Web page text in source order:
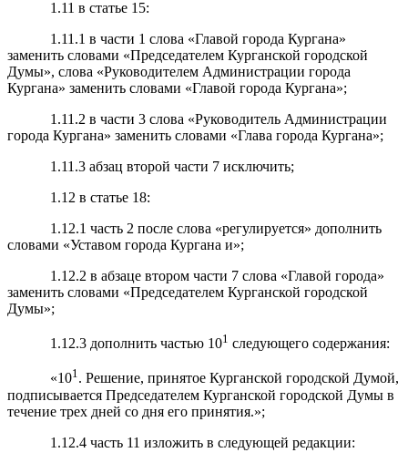
1.11 в статье 15:
1.11.1 в части 1 слова «Главой города Кургана»
заменить словами «Председателем Курганской городской
Думы», слова «Руководителем Администрации города
Кургана» заменить словами «Главой города Кургана»;
1.11.2 в части 3 слова «Руководитель Администрации
города Кургана» заменить словами «Глава города Кургана»;
1.11.3 абзац второй части 7 исключить;
1.12 в статье 18:
1.12.1 часть 2 после слова «регулируется» дополнить
словами «Уставом города Кургана и»;
1.12.2 в абзаце втором части 7 слова «Главой города»
заменить словами «Председателем Курганской городской
Думы»;
1.12.3 дополнить частью 101 следующего содержания:
«101. Решение, принятое Курганской городской Думой,
подписывается Председателем Курганской городской Думы в
течение трех дней со дня его принятия.»;
1.12.4 часть 11 изложить в следующей редакции: